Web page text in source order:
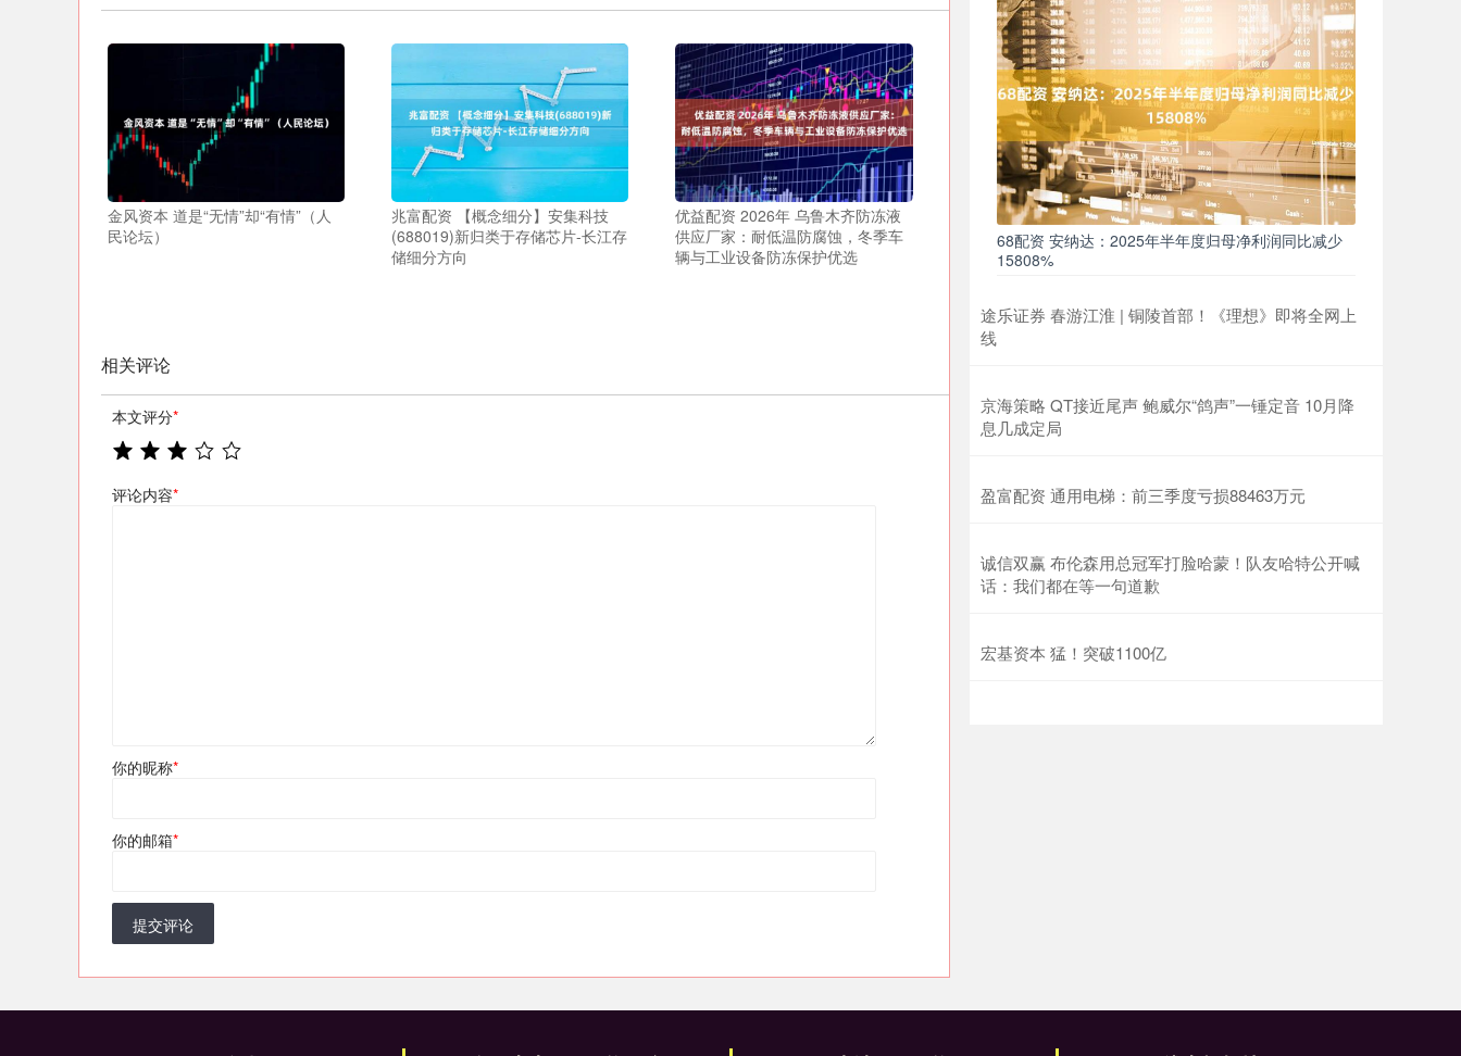
金风资本 道是“无情”却“有情”（人
民论坛）
兆富配资 【概念细分】安集科技
(688019)新归类于存储芯片-长江存
储细分方向
优益配资 2026年 乌鲁木齐防冻液
供应厂家：耐低温防腐蚀，冬季车
辆与工业设备防冻保护优选
相关评论
本文评分*
评论内容*
你的昵称*
你的邮箱*
提交评论
68配资 安纳达：2025年半年度归母净利润同比减少
15808%
途乐证券 春游江淮 | 铜陵首部！《理想》即将全网上
线
京海策略 QT接近尾声 鲍威尔“鸽声”一锤定音 10月降
息几成定局
盈富配资 通用电梯：前三季度亏损88463万元
诚信双赢 布伦森用总冠军打脸哈蒙！队友哈特公开喊
话：我们都在等一句道歉
宏基资本 猛！突破1100亿